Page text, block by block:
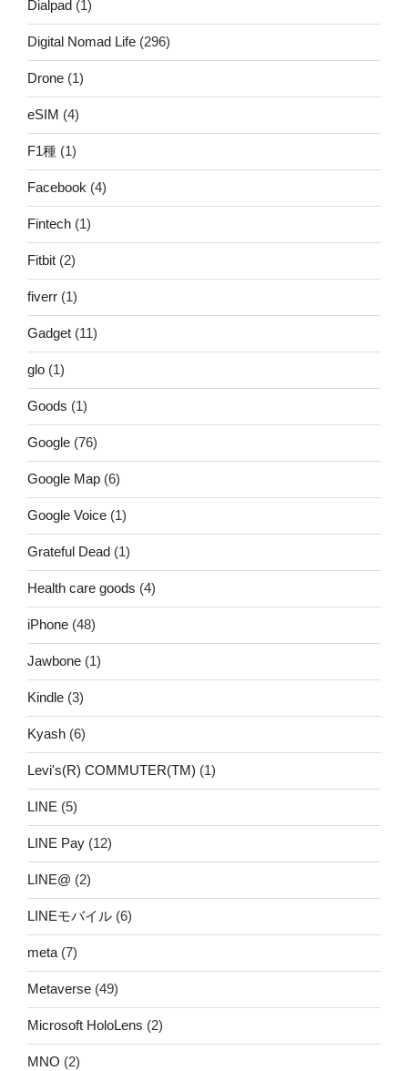
Dialpad (1)
Digital Nomad Life (296)
Drone (1)
eSIM (4)
F1種 (1)
Facebook (4)
Fintech (1)
Fitbit (2)
fiverr (1)
Gadget (11)
glo (1)
Goods (1)
Google (76)
Google Map (6)
Google Voice (1)
Grateful Dead (1)
Health care goods (4)
iPhone (48)
Jawbone (1)
Kindle (3)
Kyash (6)
Levi's(R) COMMUTER(TM) (1)
LINE (5)
LINE Pay (12)
LINE@ (2)
LINEモバイル (6)
meta (7)
Metaverse (49)
Microsoft HoloLens (2)
MNO (2)